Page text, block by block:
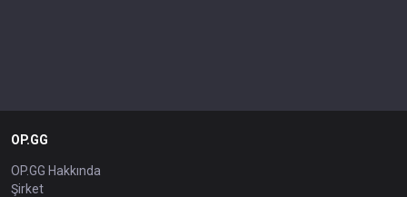
OP.GG
OP.GG Hakkında
Şirket